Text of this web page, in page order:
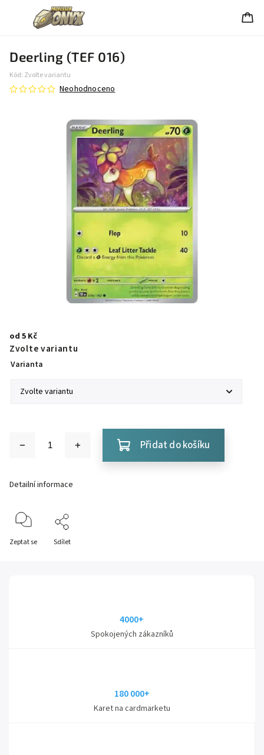
Deerling (TEF 016)
Kód: Zvolte variantu
Neohodnoceno
od 5 Kč
Zvolte variantu
Varianta
Přidat do košíku
Detailní informace
Zeptat se Sdílet
4000+
Spokojených zákazníků
180 000+
Karet na cardmarketu